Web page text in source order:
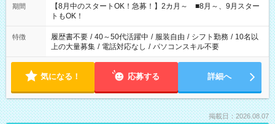
「できれば残業はしたくない」 など、ご希望を教えてください
ね。 ※Wワーク希望の方へ 今ご覧のお仕事で希望する勤務時間
と、もう1つのお仕事の勤務時間。 合計で週40時間を超える場
合は応募できません。
期間
【8月中のスタートOK！急募！】2カ月～ ■8月～、9月スター
トもOK！
特徴 履歴書不要 / 40～50代活躍中 / 服装自由 / シフト勤務 / 10名以
上の大量募集 / 電話対応なし / パソコンスキル不要
気になる！ 応募する 詳細へ
掲載日：2026.08.07